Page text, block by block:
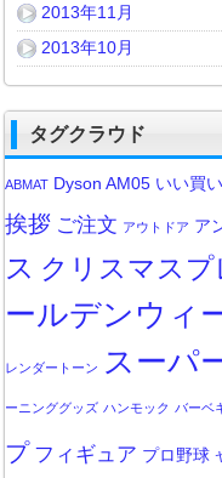
2013年11月
2013年10月
タグクラウド
ABMAT Dyson AM05 いい買
挨拶 ご注文 アウトドア ア
ス クリスマスプ
ールデンウィ
レンダートーン スーパ
ーニンググッズ ハンモック バーベ
プ フィギュア プロ野球